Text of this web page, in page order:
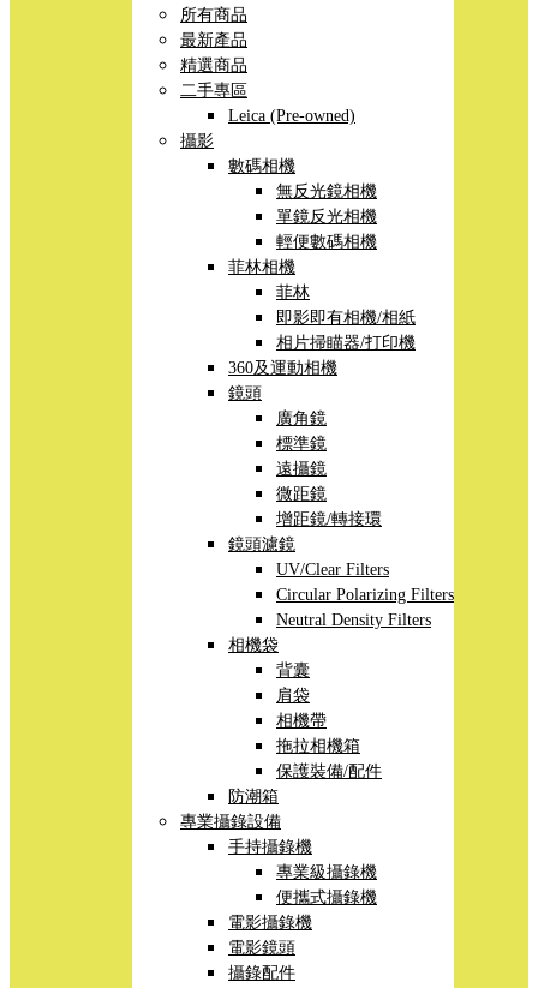
所有商品
最新產品
精選商品
二手專區
Leica (Pre-owned)
攝影
數碼相機
無反光鏡相機
單鏡反光相機
輕便數碼相機
菲林相機
菲林
即影即有相機/相紙
相片掃瞄器/打印機
360及運動相機
鏡頭
廣角鏡
標準鏡
遠攝鏡
微距鏡
增距鏡/轉接環
鏡頭濾鏡
UV/Clear Filters
Circular Polarizing Filters
Neutral Density Filters
相機袋
背囊
肩袋
相機帶
拖拉相機箱
保護裝備/配件
防潮箱
專業攝錄設備
手持攝錄機
專業級攝錄機
便攜式攝錄機
電影攝錄機
電影鏡頭
攝錄配件